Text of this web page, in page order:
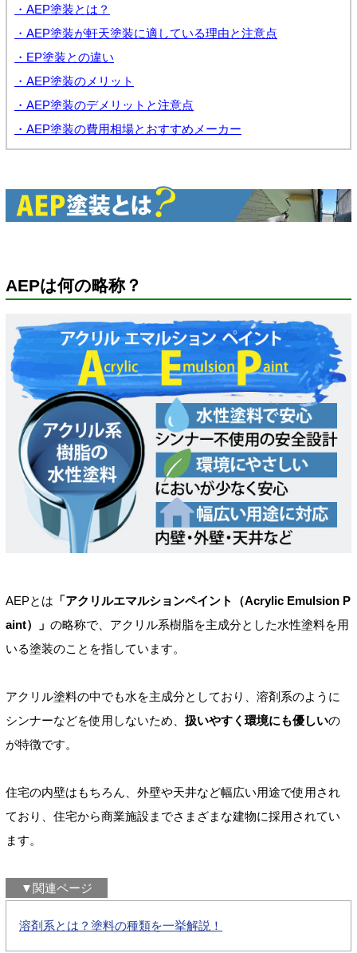
・AEP塗装とは？
・AEP塗装が軒天塗装に適している理由と注意点
・EP塗装との違い
・AEP塗装のメリット
・AEP塗装のデメリットと注意点
・AEP塗装の費用相場とおすすめメーカー
AEPは何の略称？
AEPとは 「アクリルエマルションペイント（Acrylic Emulsion P
aint）」 の略称で、アクリル系樹脂を主成分とした水性塗料を用
いる塗装のことを指しています。
アクリル塗料の中でも水を主成分としており、溶剤系のように
シンナーなどを使用しないため、 扱いやすく環境にも優しいの
が特徴です。
住宅の内壁はもちろん、外壁や天井など幅広い用途で使用され
ており、住宅から商業施設までさまざまな建物に採用されてい
ます。
▼関連ページ
溶剤系とは？塗料の種類を一挙解説！